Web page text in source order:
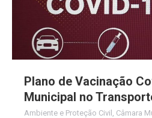
Plano de Vacinação
Municipal no
Ambiente e Proteção Civil Câmara